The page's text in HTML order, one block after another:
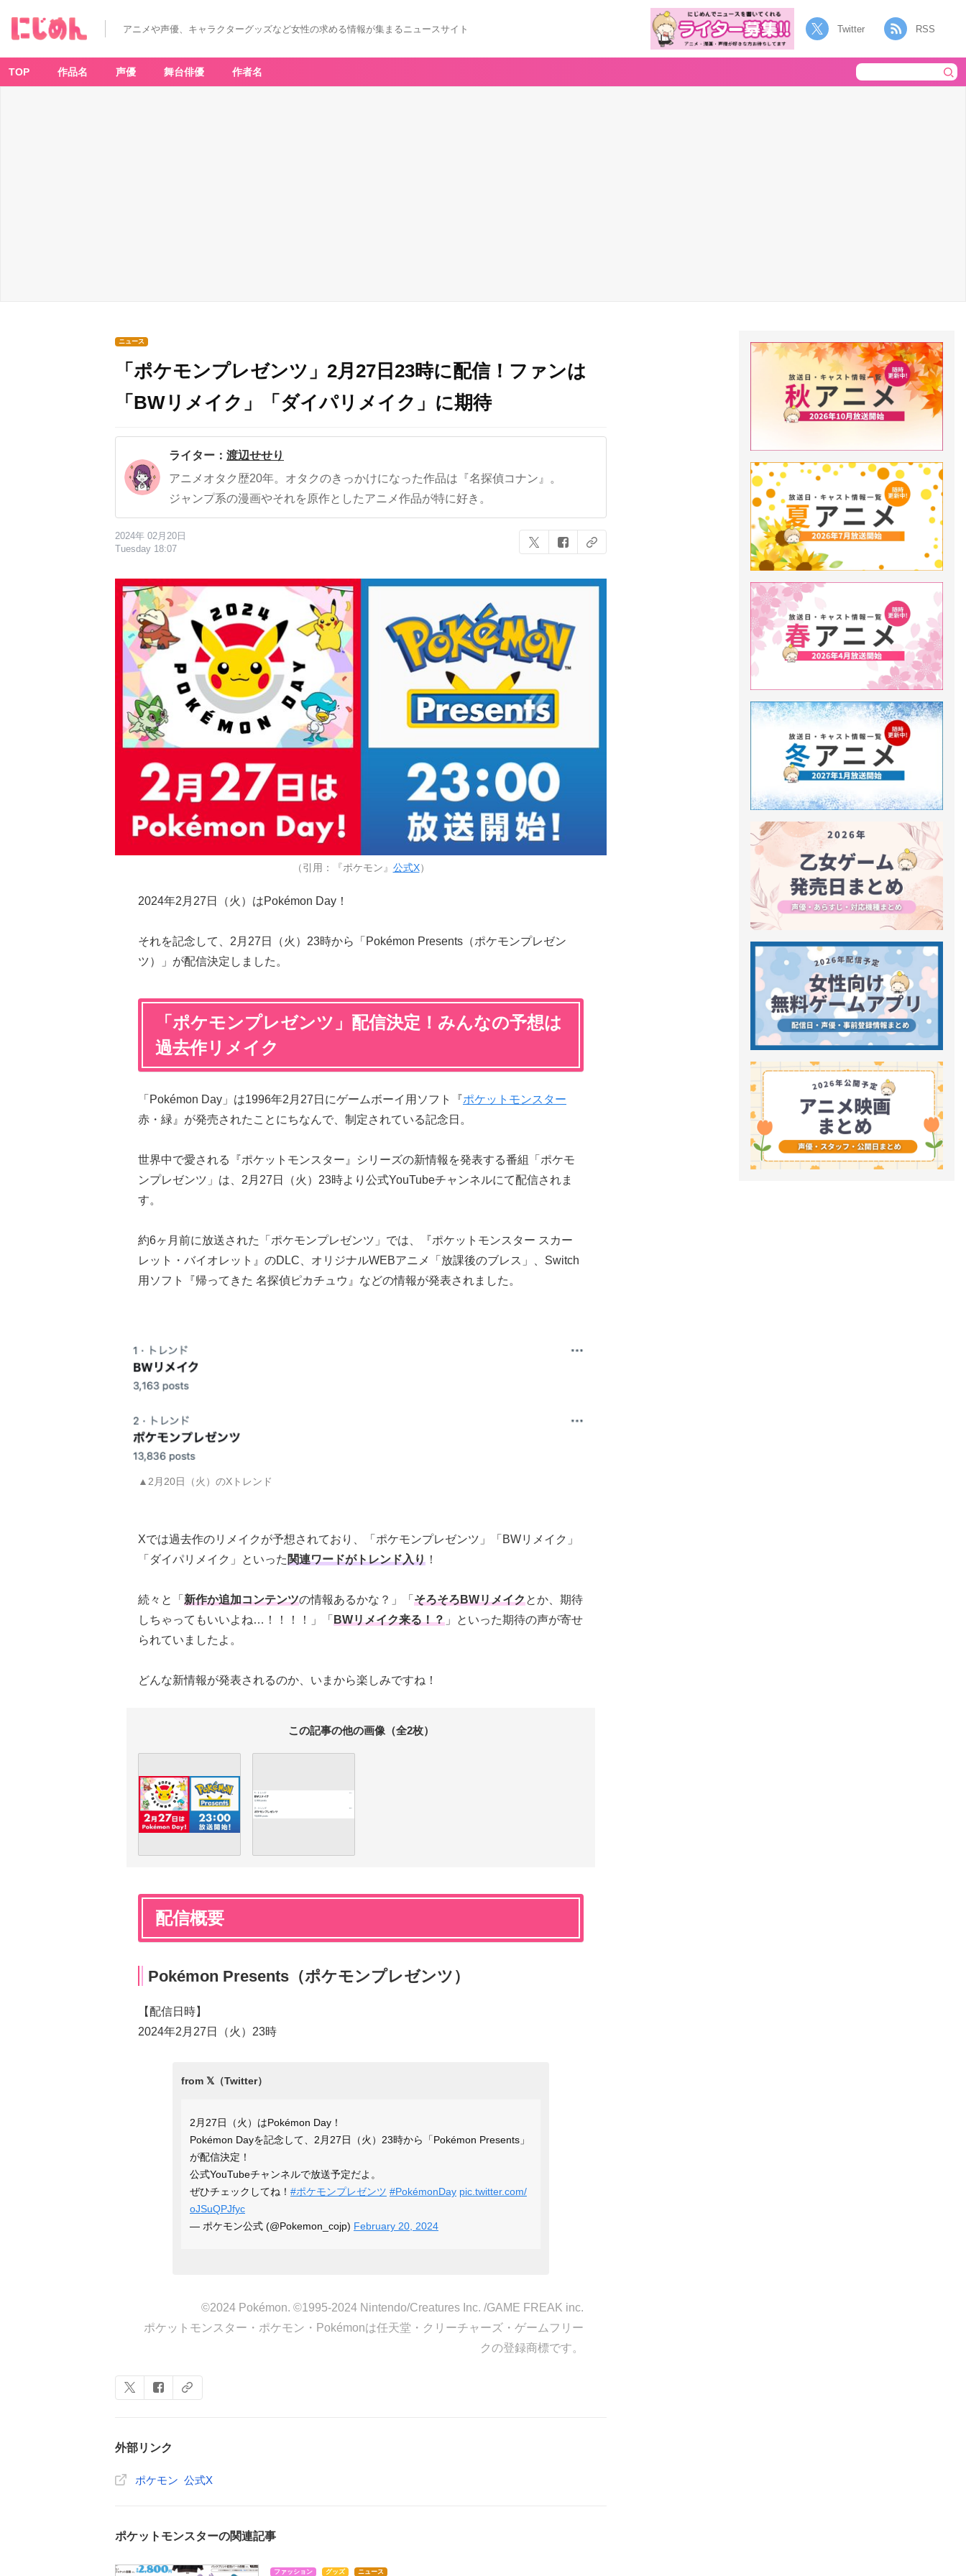
アニメや声優、キャラクターグッズなど女性の求める情報が集まるニュースサイト Twitter RSS
TOP 作品名 声優 舞台俳優 作者名
ニュース
「ポケモンプレゼンツ」2月27日23時に配信！ファンは
「BWリメイク」「ダイパリメイク」に期待
ライター： 渡辺せせり
アニメオタク歴20年。オタクのきっかけになった作品は『名探偵コナン』。
ジャンプ系の漫画やそれを原作としたアニメ作品が特に好き。
2024年 02月20日
Tuesday 18:07
（引用：『ポケモン』 公式X）
2024年2月27日（火）はPokémon Day！
それを記念して、2月27日（火）23時から「Pokémon Presents（ポケモンプレゼン
ツ）」が配信決定しました。
「ポケモンプレゼンツ」配信決定！みんなの予想は
過去作リメイク
「Pokémon Day」は1996年2月27日にゲームボーイ用ソフト『ポケットモンスター
赤・緑』が発売されたことにちなんで、制定されている記念日。
世界中で愛される『ポケットモンスター』シリーズの新情報を発表する番組「ポケモ
ンプレゼンツ」は、2月27日（火）23時より公式YouTubeチャンネルにて配信されま
す。
約6ヶ月前に放送された「ポケモンプレゼンツ」では、『ポケットモンスター スカー
レット・バイオレット』のDLC、オリジナルWEBアニメ「放課後のブレス」、Switch
用ソフト『帰ってきた 名探偵ピカチュウ』などの情報が発表されました。
▲2月20日（火）のXトレンド
Xでは過去作のリメイクが予想されており、「ポケモンプレゼンツ」「BWリメイク」
「ダイパリメイク」といった関連ワードがトレンド入り ！
続々と「 新作か追加コンテンツの情報あるかな？」「 そろそろBWリメイクとか、期待
しちゃってもいいよね…！！！！」「 BWリメイク来る！？ 」といった期待の声が寄せ
られていましたよ。
どんな新情報が発表されるのか、いまから楽しみですね！
この記事の他の画像（全2枚）
配信概要
Pokémon Presents（ポケモンプレゼンツ）
【配信日時】
2024年2月27日（火）23時
2月27日（火）はPokémon Day！
Pokémon Dayを記念して、2月27日（火）23時から「Pokémon Presents」
が配信決定！
公式YouTubeチャンネルで放送予定だよ。
ぜひチェックしてね！ #ポケモンプレゼンツ #PokémonDay pic.twitter.com/
oJSuQPJfyc
— ポケモン公式 (@Pokemon_cojp) February 20, 2024
©2024 Pokémon. ©1995-2024 Nintendo/Creatures Inc. /GAME FREAK inc.
ポケットモンスター・ポケモン・Pokémonは任天堂・クリーチャーズ・ゲームフリー
クの登録商標です。
外部リンク
ポケモン 公式X
ポケットモンスターの関連記事
ファッション グッズ ニュース